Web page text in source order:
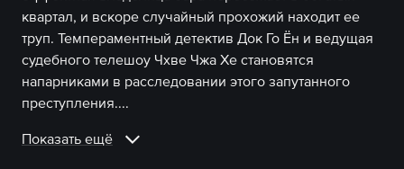
квартал, и вскоре случайный прохожий находит ее
труп. Темпераментный детектив Док Го Ён и ведущая
судебного телешоу Чхве Чжа Хе становятся
напарниками в расследовании этого запутанного
преступления....
Показать ещё